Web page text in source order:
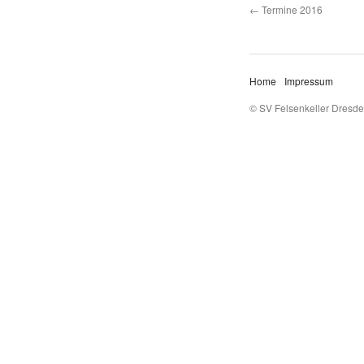
Termine 2016
Home
Impressum
© SV Felsenkeller